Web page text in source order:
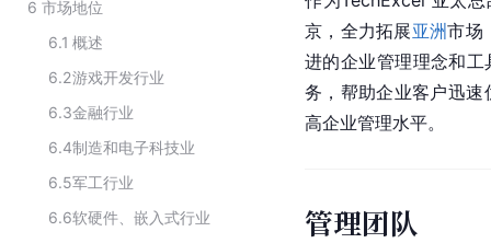
6 市场地位
6.1 概述
6.2游戏开发行业
6.3金融行业
6.4制造和电子科技业
6.5军工行业
6.6软硬件、嵌入式行业
京，全力拓展亚洲市场
进的企业管理理念和
务，帮助企业客户迅速
高企业管理水平。
管理团队